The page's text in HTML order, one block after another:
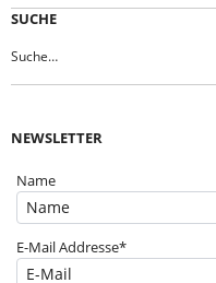
SUCHE
NEWSLETTER
Name
E-Mail Addresse*